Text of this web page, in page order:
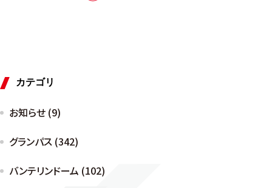
カテゴリ
お知らせ (9)
グランパス (342)
バンテリンドーム (102)